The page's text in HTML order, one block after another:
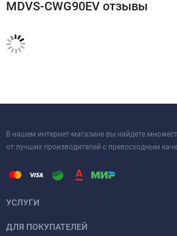
MDVS-CWG90EV отзывы
В нашем интернет-магазине вы найдете
от лучших производителей с превосходным
УСЛУГИ
ДЛЯ ПОКУПАТЕЛЕЙ